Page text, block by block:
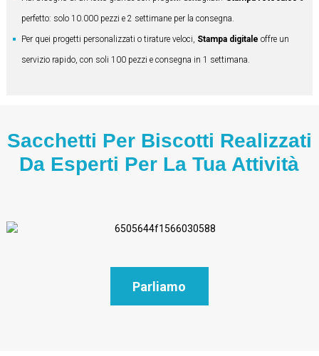
perfetto: solo 10.000 pezzi e 2 settimane per la consegna.
Per quei progetti personalizzati o tirature veloci, Stampa digitale offre un
servizio rapido, con soli 100 pezzi e consegna in 1 settimana.
Sacchetti Per Biscotti Realizzati
Da Esperti Per La Tua Attività
Parliamo